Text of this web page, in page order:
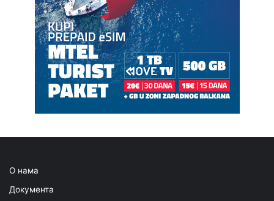
О нама
Документа